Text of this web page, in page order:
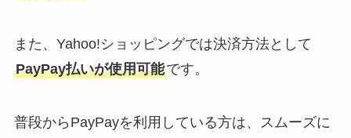
また、Yahoo!ショッピングでは決済方法として
PayPay払いが使用可能です。
普段からPayPayを利用している方は、スムーズに